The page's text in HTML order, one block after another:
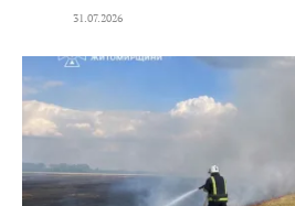
31.07.2026